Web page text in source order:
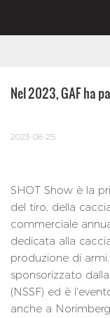
Nel 2023, GAF ha
2023-08-25
SHOT Show è la
del tiro, della
commerciale
dedicata alla
produzione di
sponsorizzato
(NSSF) ed è
anche a